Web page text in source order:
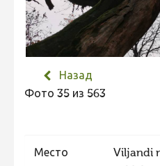
Не учитываются 2023
Видео 2023
Не учитываются 2022
Назад
Фото 35 из 563
Место
Viljandi